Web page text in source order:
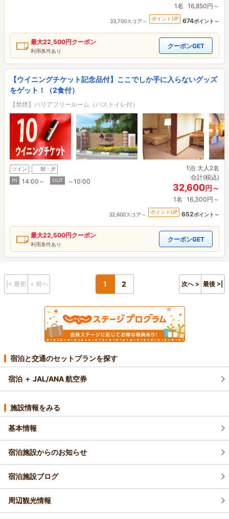
1名 16,850円～
33,700スコア～ ポイントUP 674ポイント～
最大22,500円クーポン
利用条件あり
クーポンGET
【ウイニングチケット記念品付】ここでしか手に入らないグッズ
をゲット！（2食付）
【禁煙】バリアフリールーム（バストイレ付）
ツイン
朝・夕
IN
14:00～ OUT ～10:00
1泊 大人2名
合計(税込)
32,600円～
1名 16,300円～
32,600スコア～ ポイントUP 652ポイント～
最大22,500円クーポン
利用条件あり
クーポンGET
|< 最初 < 前へ 1 2 次へ > 最後 >|
宿泊と交通のセットプランを探す
宿泊 ＋ JAL/ANA 航空券
施設情報をみる
基本情報
宿泊施設からのお知らせ
宿泊施設ブログ
周辺観光情報